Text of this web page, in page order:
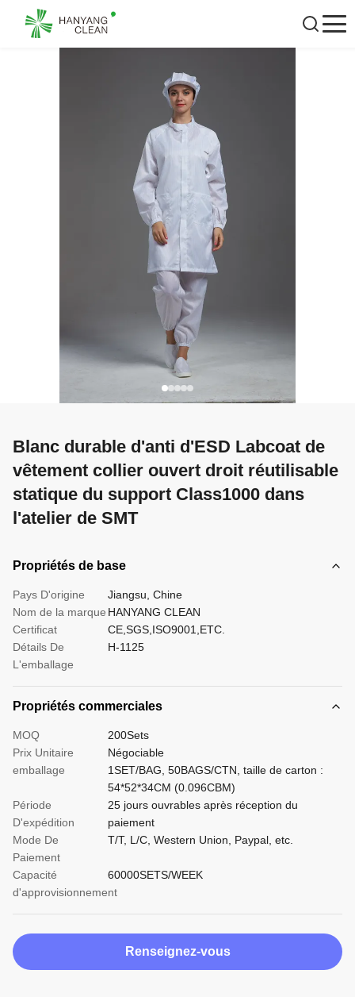
Blanc durable d'anti d'ESD Labcoat de
vêtement collier ouvert droit réutilisable
statique du support Class1000 dans
l'atelier de SMT
Propriétés de base
Pays D'origine
Jiangsu, Chine
Nom de la marque HANYANG CLEAN
Certificat
CE,SGS,ISO9001,ETC.
Détails De
L'emballage
H-1125
Propriétés commerciales
MOQ
200Sets
Prix Unitaire
Négociable
emballage
1SET/BAG, 50BAGS/CTN, taille de carton :
54*52*34CM (0.096CBM)
Période
D'expédition
25 jours ouvrables après réception du
paiement
Mode De
Paiement
T/T, L/C, Western Union, Paypal, etc.
Capacité
d'approvisionnement
60000SETS/WEEK
Renseignez-vous